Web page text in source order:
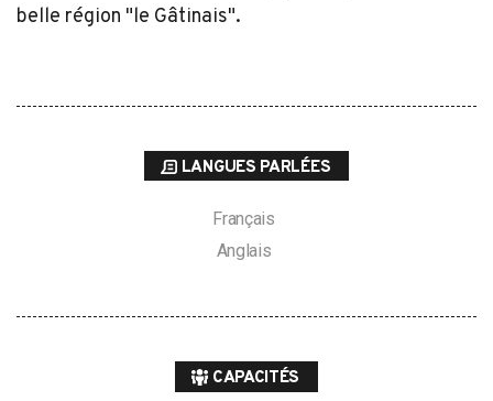
belle région "le Gâtinais".
LANGUES PARLÉES
Français
Anglais
CAPACITÉS